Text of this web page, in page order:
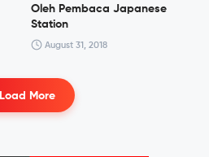
Oleh Pembaca Japanese
Station
August 31, 2018
Load More